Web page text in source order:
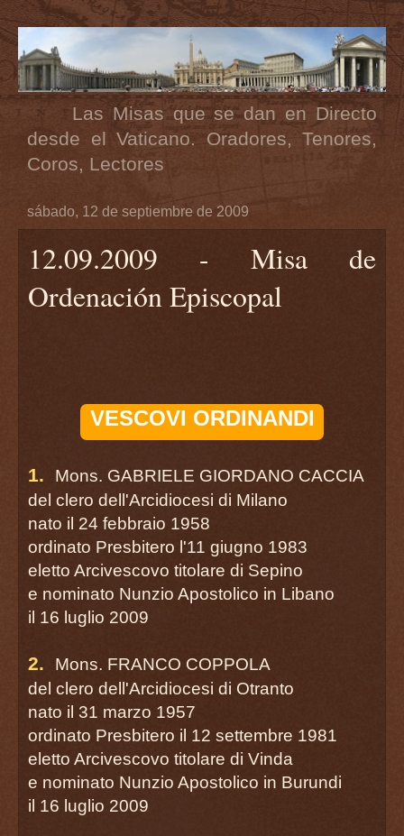
Las Misas que se dan en Directo
desde el Vaticano. Oradores, Tenores,
Coros, Lectores
sábado, 12 de septiembre de 2009
12.09.2009 - Misa de
Ordenación Episcopal
VESCOVI ORDINANDI
1.
Mons. GABRIELE GIORDANO CACCIA
del clero dell'Arcidiocesi di Milano
nato il 24 febbraio 1958
ordinato Presbitero l'11 giugno 1983
eletto Arcivescovo titolare di Sepino
e nominato Nunzio Apostolico in Libano
il 16 luglio 2009
2.
Mons. FRANCO COPPOLA
del clero dell'Arcidiocesi di Otranto
nato il 31 marzo 1957
ordinato Presbitero il 12 settembre 1981
eletto Arcivescovo titolare di Vinda
e nominato Nunzio Apostolico in Burundi
il 16 luglio 2009